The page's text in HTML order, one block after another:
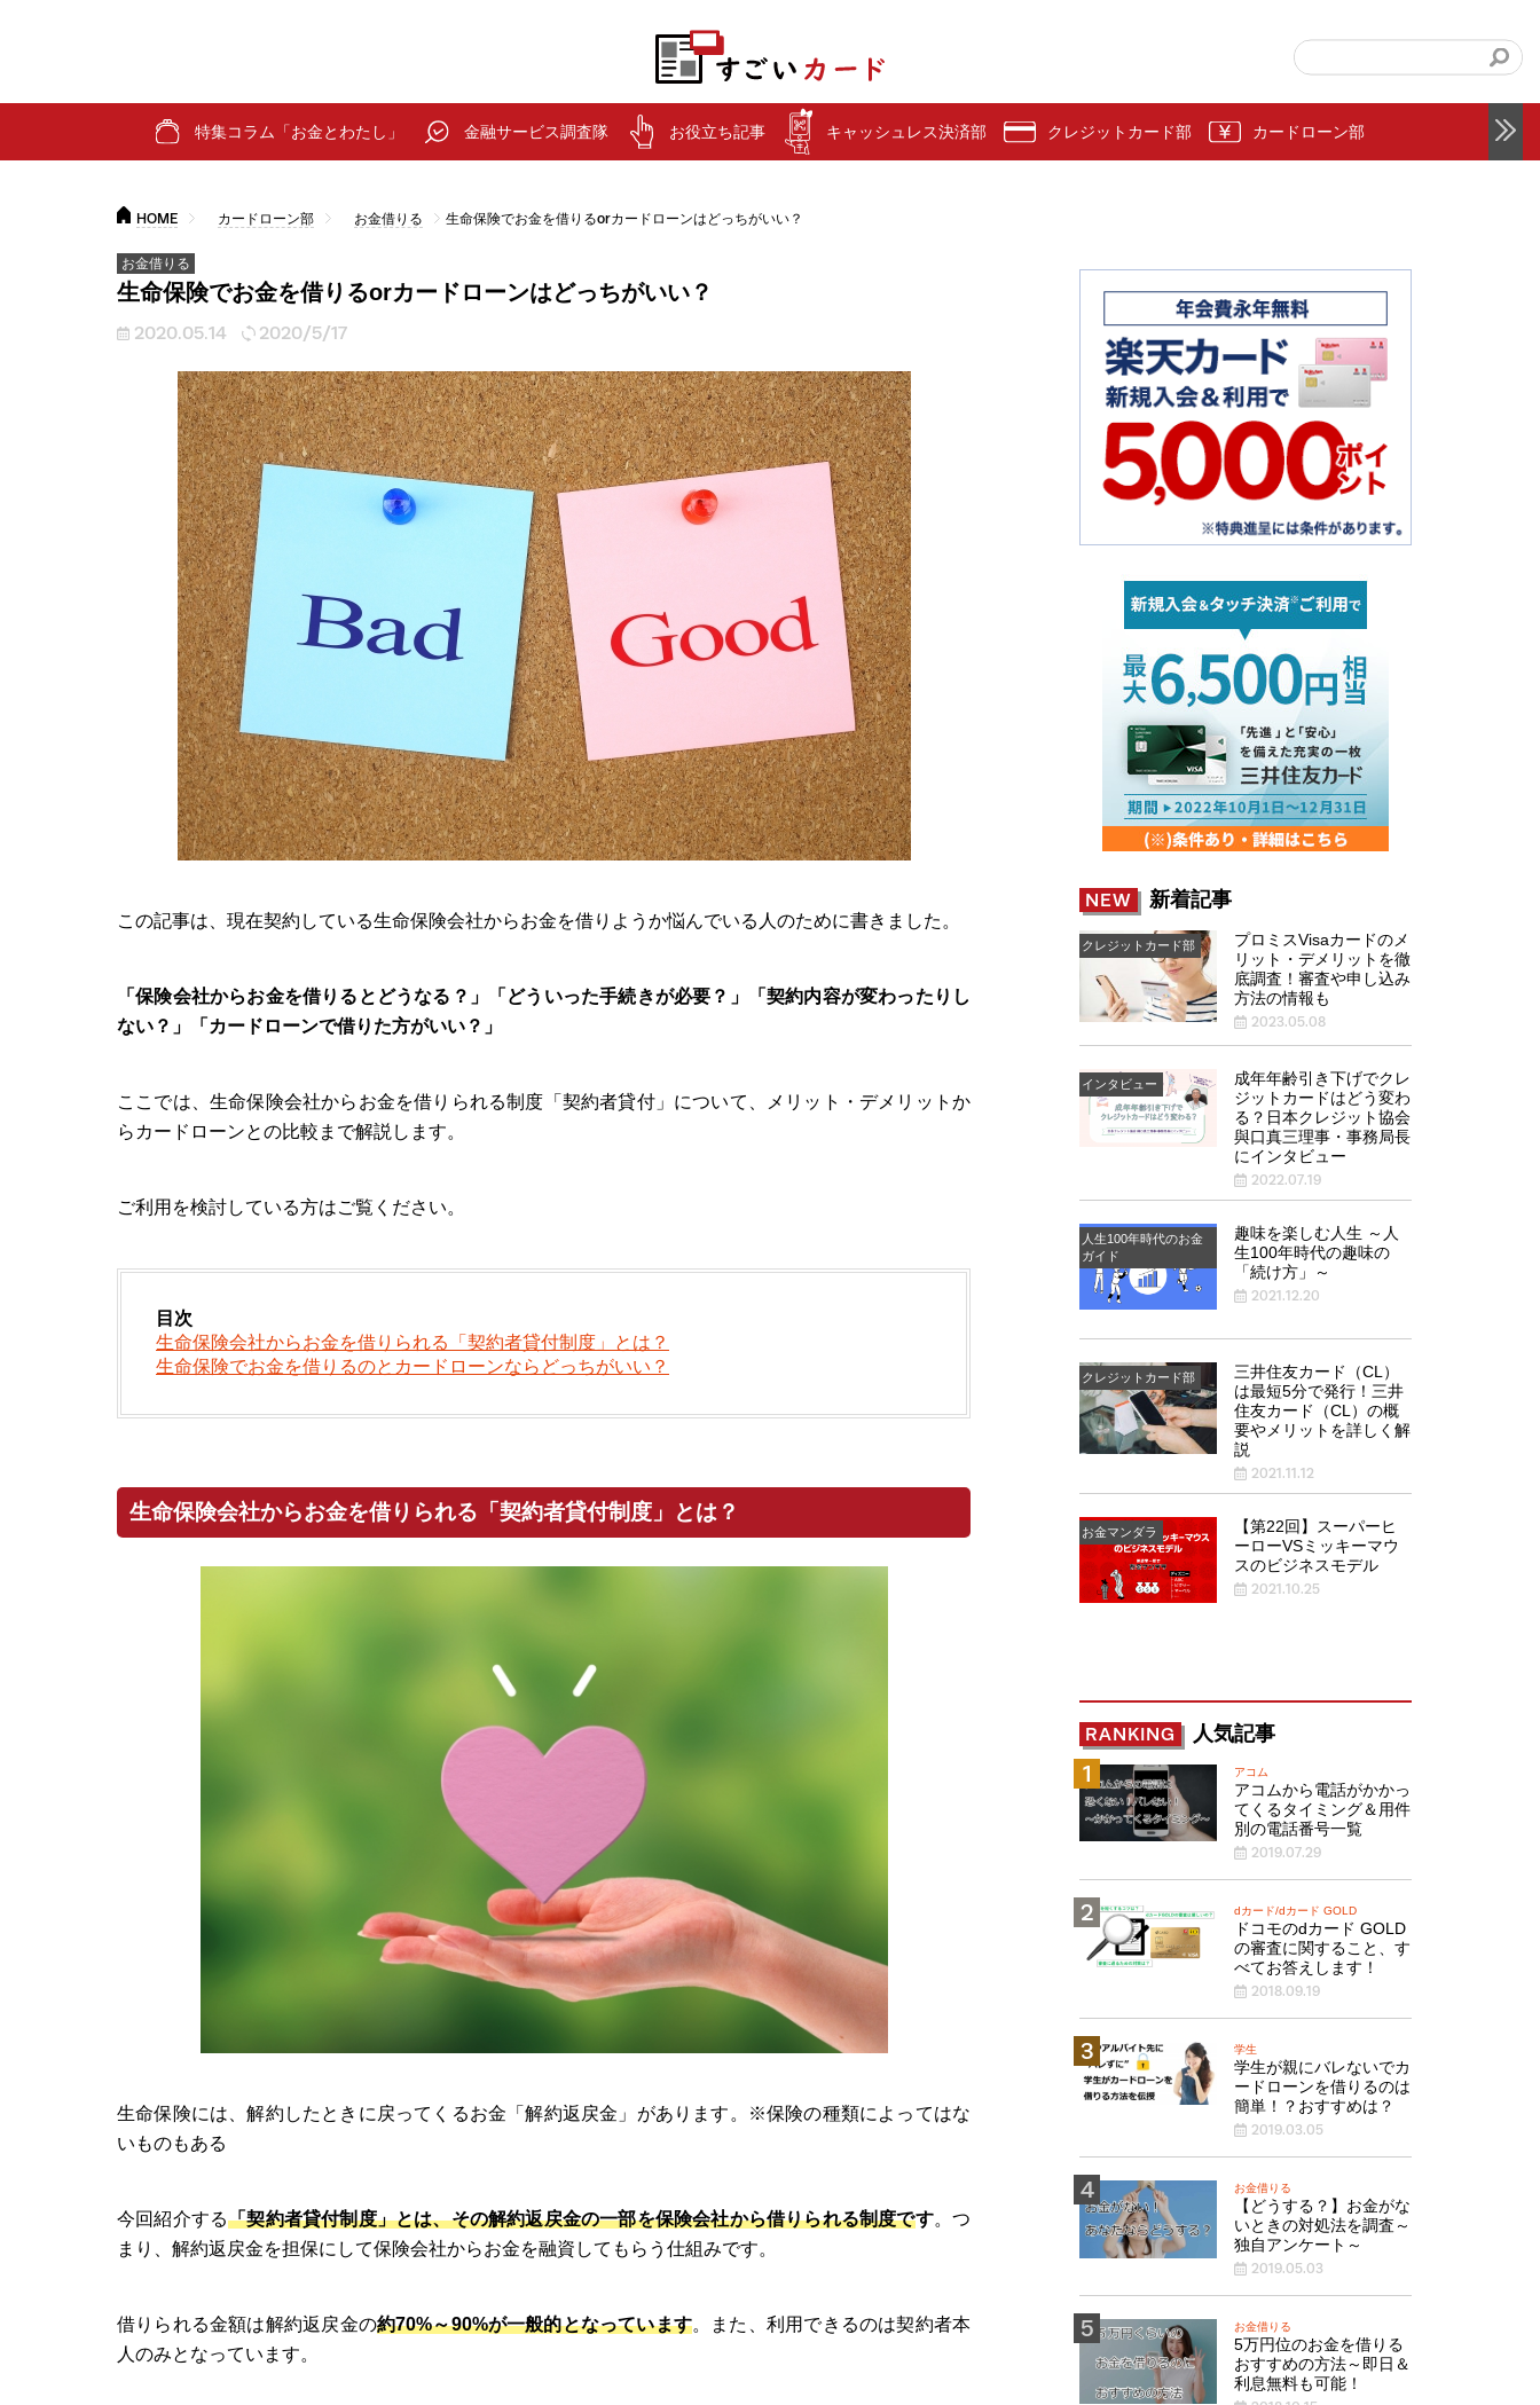
特集コラム「お金とわたし」 金融サービス調査隊 お役立ち記事 キャッシュレス決済部 クレジットカード部 カードローン部
HOME カードローン部 お金借りる 生命保険でお金を借りるorカードローンはどっちがいい？
お金借りる
生命保険でお金を借りるorカードローンはどっちがいい？
2020.05.14 2020/5/17
この記事は、現在契約している生命保険会社からお金を借りようか悩んでいる人のために書きました。
「保険会社からお金を借りるとどうなる？」「どういった手続きが必要？」「契約内容が変わったりし
ない？」「カードローンで借りた方がいい？」
ここでは、生命保険会社からお金を借りられる制度「契約者貸付」について、メリット・デメリットか
らカードローンとの比較まで解説します。
ご利用を検討している方はご覧ください。
目次
生命保険会社からお金を借りられる「契約者貸付制度」とは？
生命保険でお金を借りるのとカードローンならどっちがいい？
生命保険会社からお金を借りられる「契約者貸付制度」とは？
生命保険には、解約したときに戻ってくるお金「解約返戻金」があります。※保険の種類によってはな
いものもある
今回紹介する「契約者貸付制度」とは、その解約返戻金の一部を保険会社から借りられる制度です。つ
まり、解約返戻金を担保にして保険会社からお金を融資してもらう仕組みです。
借りられる金額は解約返戻金の約70%～90%が一般的となっています。また、利用できるのは契約者本
人のみとなっています。
NEW 新着記事
クレジットカード部
プロミスVisaカードのメ
リット・デメリットを徹
底調査！審査や申し込み
方法の情報も
2023.05.08
インタビュー
成年年齢引き下げでクレ
ジットカードはどう変わ
る？日本クレジット協会
與口真三理事・事務局長
にインタビュー
2022.07.19
人生100年時代のお金
ガイド
趣味を楽しむ人生 ～人
生100年時代の趣味の
「続け方」～
2021.12.20
クレジットカード部
三井住友カード（CL）
は最短5分で発行！三井
住友カード（CL）の概
要やメリットを詳しく解
説
2021.11.12
お金マンダラ
【第22回】スーパーヒ
ーローVSミッキーマウ
スのビジネスモデル
2021.10.25
RANKING 人気記事
アコム
アコムから電話がかかっ
てくるタイミング＆用件
別の電話番号一覧
2019.07.29
dカード/dカード GOLD
ドコモのdカード GOLD
の審査に関すること、す
べてお答えします！
2018.09.19
学生
学生が親にバレないでカ
ードローンを借りるのは
簡単！？おすすめは？
2019.03.05
お金借りる
【どうする？】お金がな
いときの対処法を調査～
独自アンケート～
2019.05.03
お金借りる
5万円位のお金を借りる
おすすめの方法～即日＆
利息無料も可能！